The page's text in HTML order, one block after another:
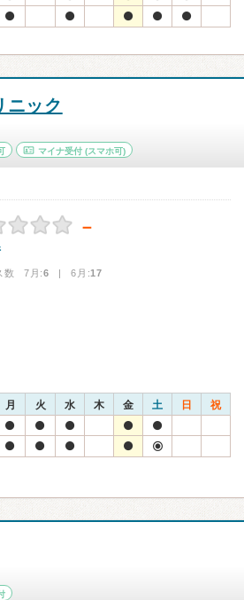
ニック
マイナ受付 (スマホ可)
－
数 7月:6 | 6月:17
月 火 水 木 金 土 日 祝